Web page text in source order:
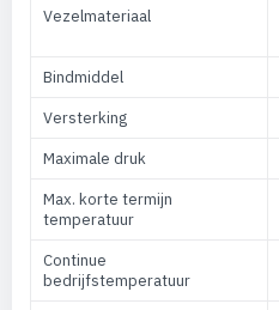
Vezelmateriaal
Bindmiddel
Versterking
Maximale druk
Max. korte termijn
temperatuur
Continue
bedrijfstemperatuur